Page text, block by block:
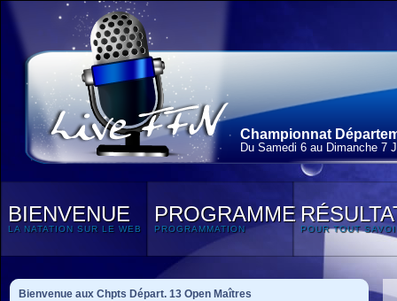
Championnat
Du Samedi 6 au Dimanche 7
BIENVENUE
LA NATATION SUR LE WEB
PROGRAMME
PROGRAMMATION POUR TOUT
Bienvenue aux Chpts Départ. 13 Open Maîtres